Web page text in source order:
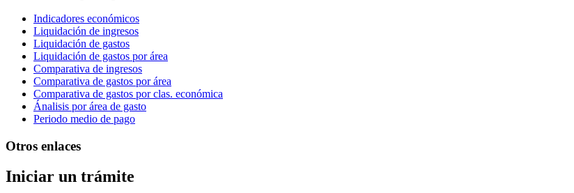
Indicadores económicos
Liquidación de ingresos
Liquidación de gastos
Liquidación de gastos por área
Comparativa de ingresos
Comparativa de gastos por área
Comparativa de gastos por clas. económica
Ánalisis por área de gasto
Periodo medio de pago
Otros enlaces
Iniciar un trámite